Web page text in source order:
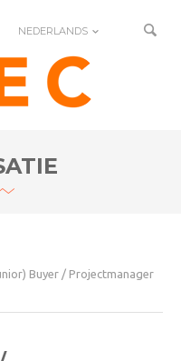
NEDERLANDS
Buyer / Projectmanager